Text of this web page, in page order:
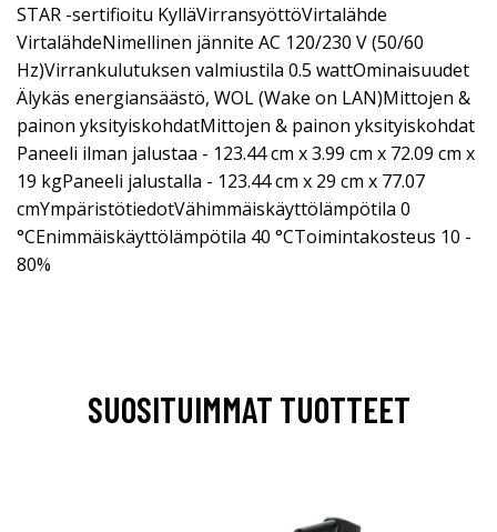
STAR -sertifioitu KylläVirransyöttöVirtalähde
VirtalähdeNimellinen jännite AC 120/230 V (50/60
Hz)Virrankulutuksen valmiustila 0.5 wattOminaisuudet
Älykäs energiansäästö, WOL (Wake on LAN)Mittojen &
painon yksityiskohdatMittojen & painon yksityiskohdat
Paneeli ilman jalustaa - 123.44 cm x 3.99 cm x 72.09 cm x
19 kgPaneeli jalustalla - 123.44 cm x 29 cm x 77.07
cmYmpäristötiedotVähimmäiskäyttölämpötila 0
°CEnimmäiskäyttölämpötila 40 °CToimintakosteus 10 -
80%
SUOSITUIMMAT TUOTTEET